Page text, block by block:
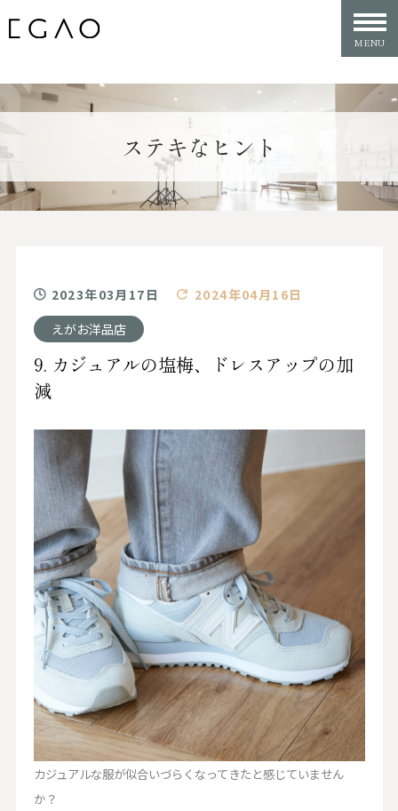
ステキなヒント
2023年03月17日
2024年04月16日
えがお洋品店
9. カジュアルの塩梅、ドレスアップの加
減
カジュアルな服が似合いづらくなってきたと感じていません
か？